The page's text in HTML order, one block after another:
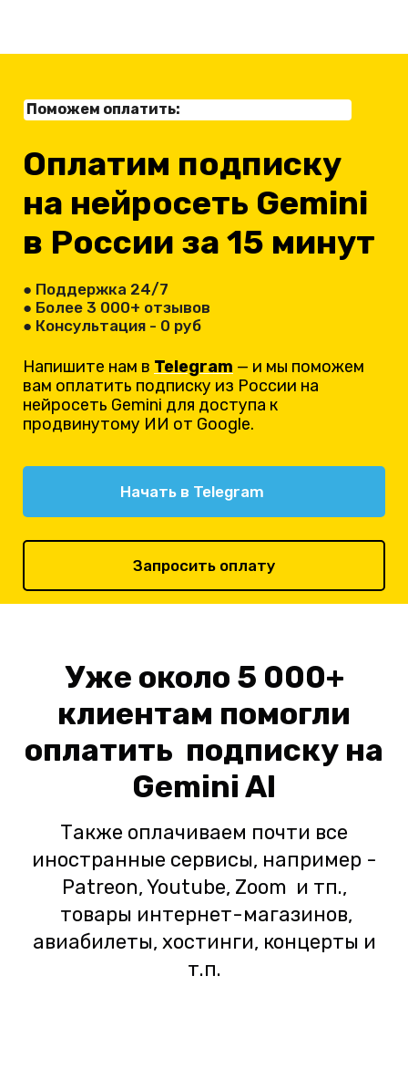
Оплатим подписку
на нейросеть Gemini
в России за 15 минут
● Поддержка 24/7
● Более 3 000+ отзывов
● Консультация - 0 руб
Напишите нам в Telegram — и мы поможем
вам оплатить подписку из России на
нейросеть Gemini для доступа к
продвинутому ИИ от Google.
Начать в Telegram
Запросить оплату
Поможем оплатить:
Уже около 5 000+
клиентам помогли
оплатить подписку на
Gemini AI
Также оплачиваем почти все
иностранные сервисы, например -
Patreon, Youtube, Zoom и тп.,
товары интернет-магазинов,
авиабилеты, хостинги, концерты и
т.п.